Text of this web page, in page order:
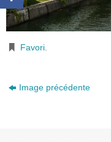
Favori.
Image précédente